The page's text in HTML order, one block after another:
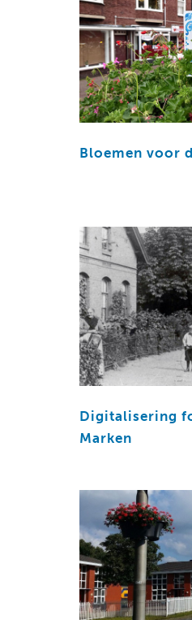
Bloemen voor
Digitalisering
Marken